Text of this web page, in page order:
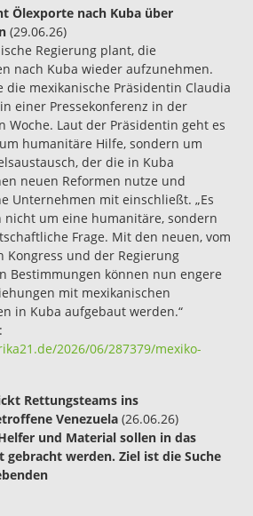
Ölexporte nach Kuba über
(29.06.26)
Regierung plant, die
nach Kuba wieder aufzunehmen.
die mexikanische Präsidentin Claudia
einer Pressekonferenz in der
Woche. Laut der Präsidentin geht es
humanitäre Hilfe, sondern um
der die in Kuba
neuen Reformen nutze und
Unternehmen mit einschließt. „Es
nicht um eine humanitäre, sondern
Frage. Mit den neuen, vom
Kongress und der Regierung
Bestimmungen können nun engere
mit mexikanischen
in Kuba aufgebaut werden.“
2026/06/287379/mexiko-
Rettungsteams ins
Venezuela (26.06.26)
und Material sollen in das
gebracht werden. Ziel ist die Suche